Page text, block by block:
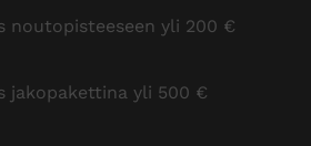
noutopisteeseen yli 200 €
jakopakettina yli 500 €